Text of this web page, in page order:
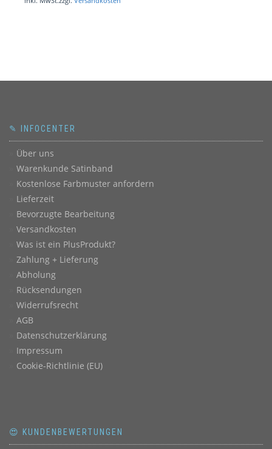
✎ INFOCENTER
Über uns
Warenkunde Satinband
Kostenlose Farbmuster anfordern
Lieferzeit
Bevorzugte Bearbeitung
Versandkosten
Was ist ein PlusProdukt?
Zahlung + Lieferung
Abholung
Rücksendungen
Widerrufsrecht
AGB
Datenschutzerklärung
Impressum
Cookie-Richtlinie (EU)
😍 KUNDENBEWERTUNGEN